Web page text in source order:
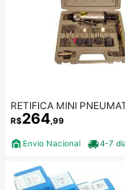
RETIFICA MINI
CE 8NJ
R$264,99
Envio Nacional 4-7